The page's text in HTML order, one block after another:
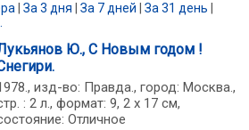
За 3 дня За 7 дней За 31 день
Ю., С Новым годом !
изд-во: Правда., город: Москва.,
: 2 л., формат: 9, 2 х 17 см,
Отличное